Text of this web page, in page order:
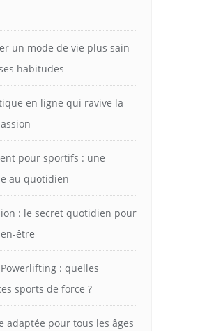
un mode de vie plus sain
habitudes
en ligne qui ravive la
pour sportifs : une
au quotidien
: le secret quotidien pour
être
: quelles
sports de force ?
adaptée pour tous les âges